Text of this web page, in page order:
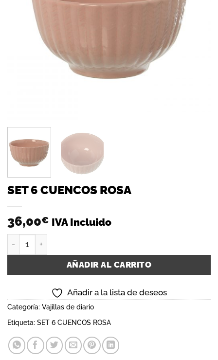
SET 6 CUENCOS ROSA
36,00€ IVA Incluido
AÑADIR AL CARRITO
Añadir a la lista de deseos
Categoría: Vajillas de diario
Etiqueta: SET 6 CUENCOS ROSA